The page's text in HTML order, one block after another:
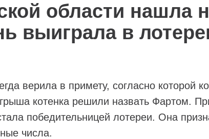
области нашла
выиграла в
верила в примету, согласно которой
котенка решили назвать Фартом.
победительницей лотереи. Она
числа.